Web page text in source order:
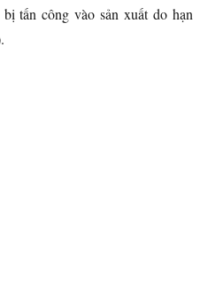
tấn công vào sản xuất do hạn